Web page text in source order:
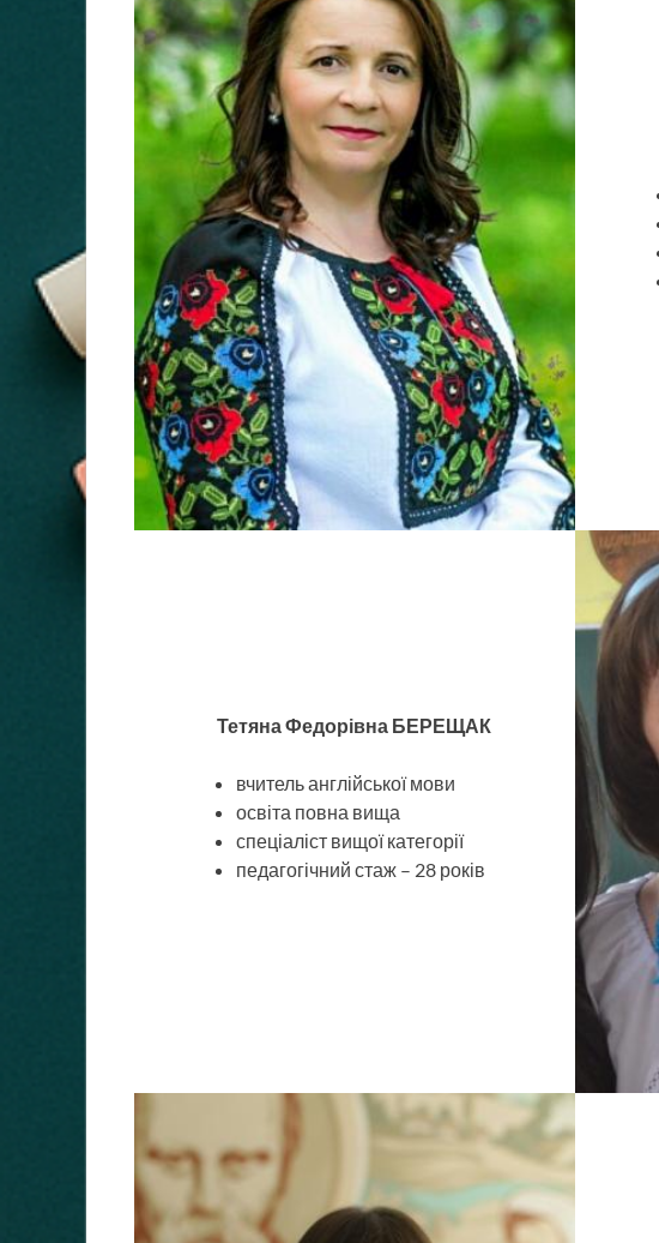
Тетяна Федорівна БЕРЕЩАК
вчитель англійської мови
освіта повна вища
спеціаліст вищої категорії
педагогічний стаж – 28 років